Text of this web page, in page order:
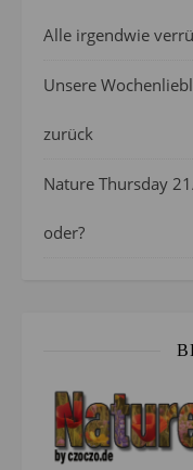
Alle irgendwie
Unsere
zurück
Nature Thursday
oder?